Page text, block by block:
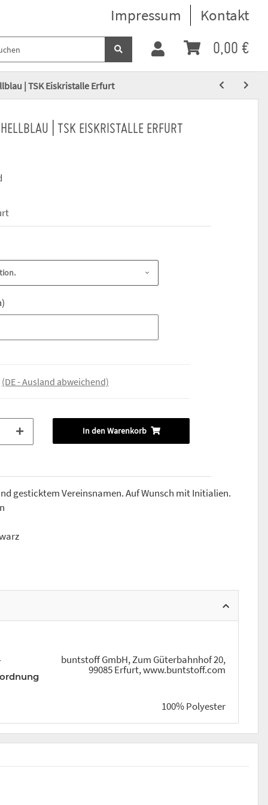
Impressum Kontakt
0,00 €
| TSK Eiskristalle Erfurt
| TSK EISKRISTALLE ERFURT
(DE - Ausland abweichend)
In den Warenkorb
gesticktem Vereinsnamen. Auf Wunsch mit Initialien.
buntstoff GmbH, Zum Güterbahnhof 20,
99085 Erfurt, www.buntstoff.com
100% Polyester